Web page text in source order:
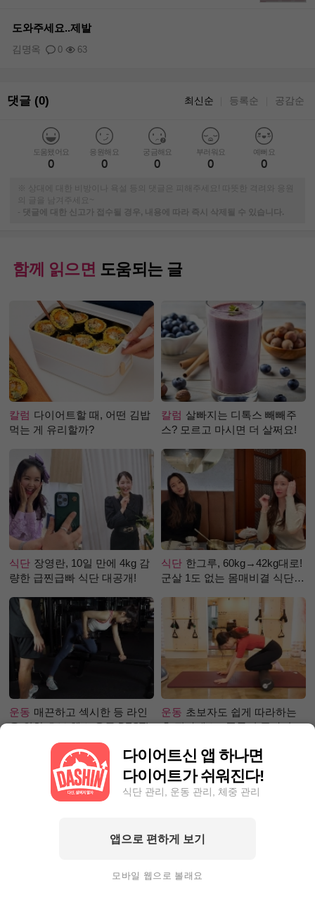
도와주세요..제발
0 63
김명옥
댓글 (0) 최신순 등록순 공감순
도움됐어요
0
응원해요
0
궁금해요
0
부러워요
0
예뻐요
0
※ 상대에 대한 비방이나 욕설 등의 댓글은 피해주세요! 따뜻한 격려와 응원
-
댓글에 대한 신고가 접수될 경우, 내용에 따라 즉시 삭제될 수 있습니다.
함께 읽으면 도움되는 글
칼럼 다이어트할 때, 어떤 김밥
먹는 게 유리할까?
칼럼 살빠지는 디톡스 빼빼주
스? 모르고 마시면 더 살쩌요!
식단 장영란, 10일 만에 4kg 감
량한 급찐급빠 식단 대공개!
식단 한그루, 60kg→42kg대로!
군살 1도 없는 몸매비결 식단
운동 매끈하고 섹시한 등 라인
을 위한 초보 헬스 운동 BEST!
운동 초보자도 쉽게 따라하는
홈 필라테스 - 폼롤러 종아리 알
않고 5kg 넘게 감량한 사연?
달에 7kg이상 감량하고 싶다
다이어트신 앱 하나면
다이어트가 쉬워진다!
식단 관리, 운동 관리, 체중 관리
앱으로 편하게 보기
모바일 웹으로 볼래요